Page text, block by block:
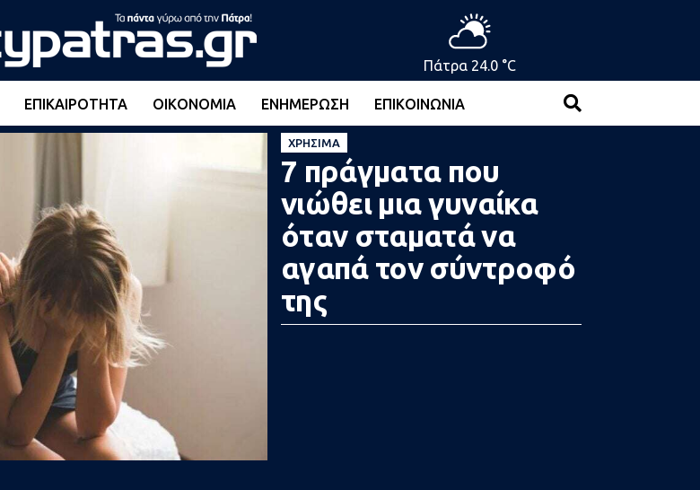
Πάτρα 24.0 °C
ΕΠΙΚΑΙΡΌΤΗΤΑ ΟΙΚΟΝΟΜΊΑ ΕΝΗΜΈΡΩΣΗ ΕΠΙΚΟΙΝΩΝΊΑ
ΧΡΉΣΙΜΑ
7 πράγματα που
νιώθει μια γυναίκα
όταν σταματά να
αγαπά τον σύντροφό
της